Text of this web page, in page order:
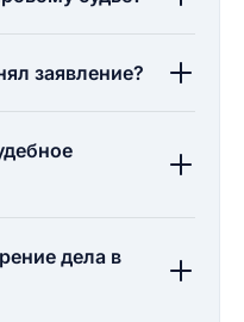
заявление?
дела в